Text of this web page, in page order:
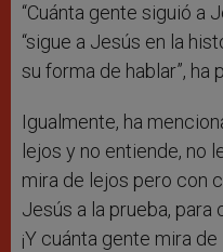
“Cuánta gente siguió a
“sigue a Jesús en la
su forma de hablar”, ha
Igualmente, ha
lejos y no entiende, no
mira de lejos pero con
Jesús a la prueba,
¡Y cuánta gente mira